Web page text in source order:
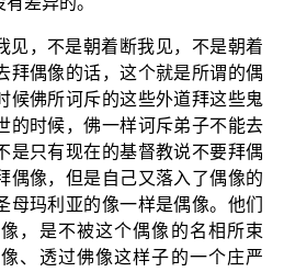
见，不是朝着断我见，不是朝着
拜偶像的话，这个就是所谓的偶
候佛所诃斥的这些外道拜这些鬼
的时候，佛一样诃斥弟子不能去
是只有现在的基督教说不要拜偶
偶像，但是自己又落入了偶像的
母玛利亚的像一样是偶像。他们
，是不被这个偶像的名相所束
、透过佛像这样子的一个庄严